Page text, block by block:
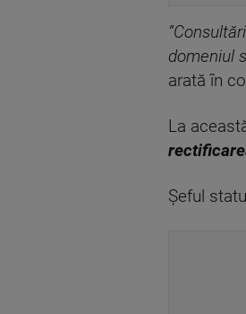
domeniul
arată în
La
Șeful